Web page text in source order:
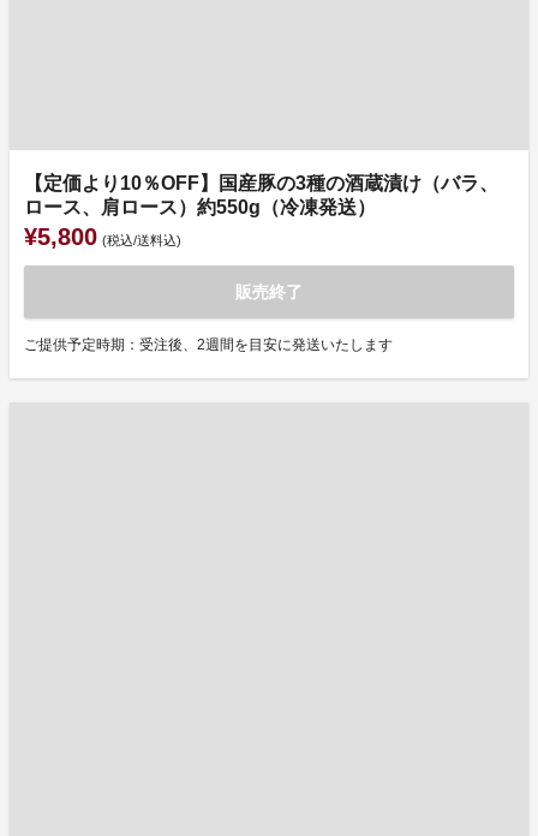
【定価より10％OFF】国産豚の3種の酒蔵漬け（バラ、
ロース、肩ロース）約550g（冷凍発送）
¥5,800 (税込/送料込)
販売終了
ご提供予定時期：受注後、2週間を目安に発送いたします